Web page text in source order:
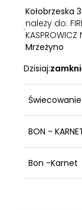
Kołobrzeska
należy do:
KASPROWICZ
Mrzeżyno
Dzisiaj:
BON -
Bon -Karnet